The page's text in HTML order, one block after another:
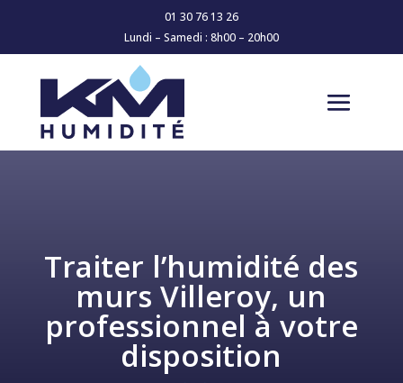
01 30 76 13 26
Lundi – Samedi : 8h00 – 20h00
Traiter l’humidité des
murs Villeroy, un
professionnel à votre
disposition